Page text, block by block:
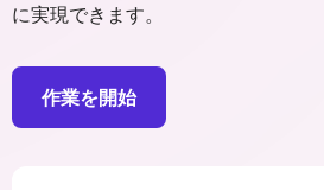
に実現できます。
作業を開始